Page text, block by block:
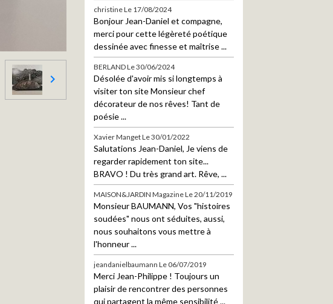
christineLe 17/08/2024
Bonjour Jean-Daniel et compagne,
merci pour cette légèreté poétique
dessinée avec finesse et maîtrise ...
BERLANDLe 30/06/2024
Désolée d'avoir mis si longtemps à
visiter ton site Monsieur chef
décorateur de nos rêves! Tant de
poésie ...
Xavier MangetLe 30/01/2022
Salutations Jean-Daniel, Je viens de
regarder rapidement ton site...
BRAVO ! Du très grand art. Rêve, ...
MAISON&JARDIN MagazineLe 20/11/2019
Monsieur BAUMANN, Vos "histoires
soudées" nous ont séduites, aussi,
nous souhaitons vous mettre à
l'honneur ...
jeandanielbaumann Le 06/07/2019
Merci Jean-Philippe ! Toujours un
plaisir de rencontrer des personnes
qui partagent la même sensibilité ...